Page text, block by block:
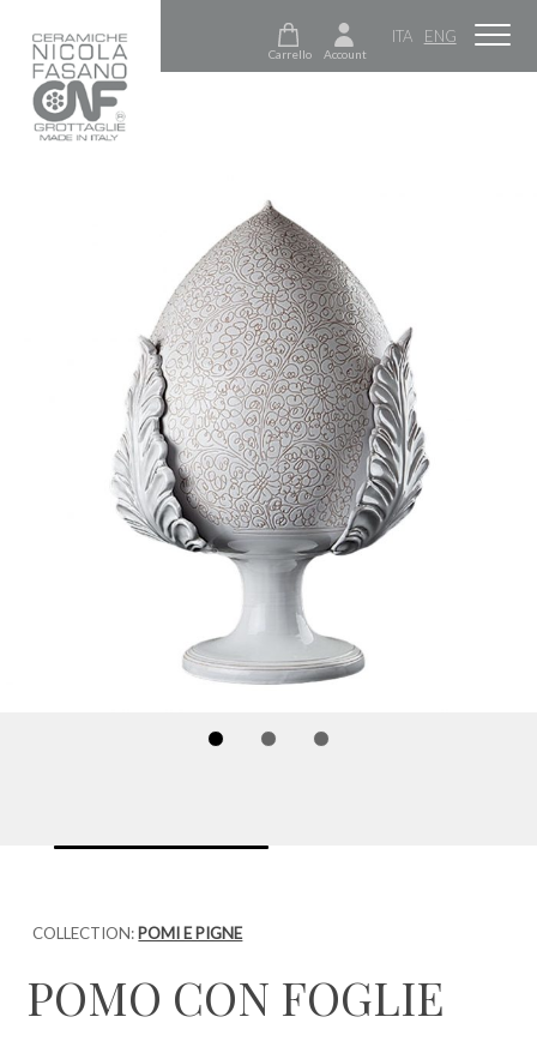
Carrello Account
ITA ENG
COLLECTION: POMI E PIGNE
POMO CON FOGLIE